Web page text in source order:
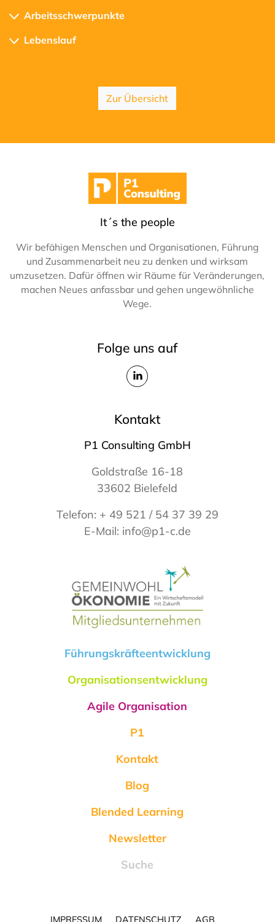
Arbeitsschwerpunkte
Lebenslauf
Zur Übersicht
It´s the people
Wir befähigen Menschen und Organisationen, Führung
und Zusammenarbeit neu zu denken und wirksam
umzusetzen. Dafür öffnen wir Räume für Veränderungen,
machen Neues anfassbar und gehen ungewöhnliche
Wege.
Folge uns auf
Kontakt
P1 Consulting GmbH
Goldstraße 16-18
33602 Bielefeld
Telefon: + 49 521 / 54 37 39 29
E-Mail: info@p1-c.de
Führungskräfteentwicklung
Organisationsentwicklung
Agile Organisation
P1
Kontakt
Blog
Blended Learning
Newsletter
Suche
IMPRESSUM DATENSCHUTZ AGB